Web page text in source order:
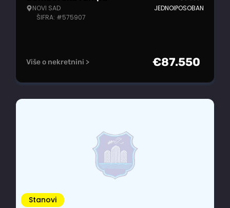
NOVI SAD
ŠIFRA: #575907
JEDNOIPOSOBAN
Više o nekretnini > €87.550
Stanovi